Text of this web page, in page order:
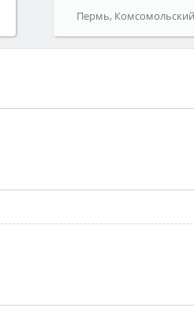
Пермь, Комсомольский